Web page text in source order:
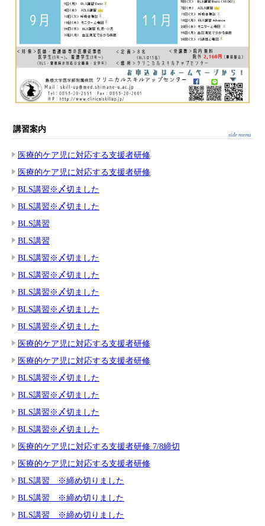
講習案内
医療的ケア児に対応する支援者研修
医療的ケア児に対応する支援者研修
BLS講習※〆切ました
BLS講習※〆切ました
BLS講習
BLS講習
BLS講習※〆切ました
BLS講習※〆切ました
BLS講習※〆切ました
BLS講習※〆切ました
BLS講習※〆切ました
医療的ケア児に対応する支援者研修
医療的ケア児に対応する支援者研修
BLS講習※〆切ました
BLS講習※〆切ました
BLS講習※〆切ました
BLS講習※〆切ました
医療的ケア児に対応する支援者研修 7/8締切
医療的ケア児に対応する支援者研修
BLS講習 ※締め切りました
BLS講習 ※締め切りました
BLS講習 ※締め切りました